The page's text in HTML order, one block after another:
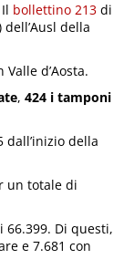
bollettino 213di
della
d’Aosta.
,424 i tamponi
della
un totale di
Di questi,
e 7.681 con